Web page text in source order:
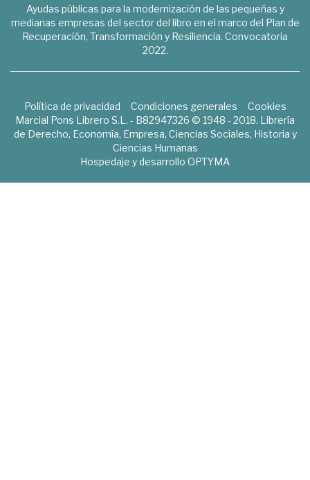
Ayudas públicas para la modernización de las pequeñas y
medianas empresas del sector del libro en el marco del Plan de
Recuperación, Transformación y Resiliencia. Convocatoria
2022.
Política de privacidad Condiciones generales
Cookies
Marcial Pons Librero S.L. - B82947326 © 1948 - 2018. Librería
de Derecho, Economía, Empresa, Ciencias Sociales, Historia y
Ciencias Humanas
Hospedaje y desarrollo OPTYMA